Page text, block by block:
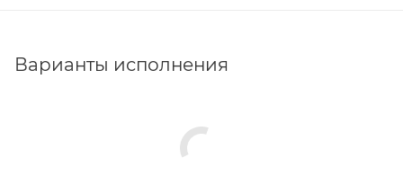
Варианты исполнения